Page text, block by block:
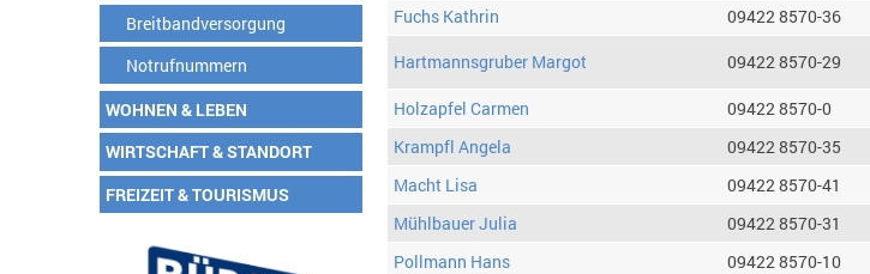
Breitbandversorgung
Notrufnummern
WOHNEN & LEBEN
WIRTSCHAFT & STANDORT
FREIZEIT & TOURISMUS
Fuchs Kathrin
09422 8570-36
Hartmannsgruber Margot
09422 8570-29
Holzapfel Carmen
09422 8570-0
Krampfl Angela
09422 8570-35
Macht Lisa
09422 8570-41
Mühlbauer Julia
09422 8570-31
Pollmann Hans
09422 8570-10